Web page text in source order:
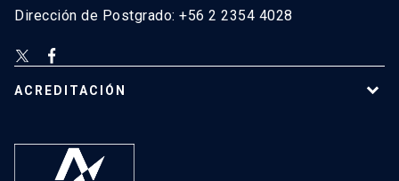
Dirección de Postgrado: +56 2 2354 4028
ACREDITACIÓN